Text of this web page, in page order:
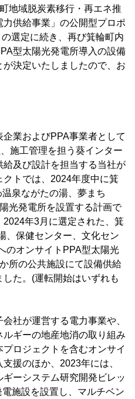
地域脱炭素移行・再エネ推
供給事業」の公開型プロポ
選定に続き、再び箕輪町内
型太陽光発電所導入の設備
決定いたしましたので、お
業およびPPA事業者として
施工管理を担う葵インター
及び設計を担当する当社が
トでは、2024年度中に箕
泉ながたの湯、夢まち
光発電所を設置する計画で
年3月に選定された、箕
、保健センター、文化セン
のオンサイトPPA型太陽光
所の公共施設にて設備供給
た。(運転開始はいずれも
社が運営する電力事業や、
ギーの地産地消の取り組み
ロジェクトを含むオンサイ
援のほか、2023年には、
ーシステム研究開発ビレッ
施設を設置し、マルチベン